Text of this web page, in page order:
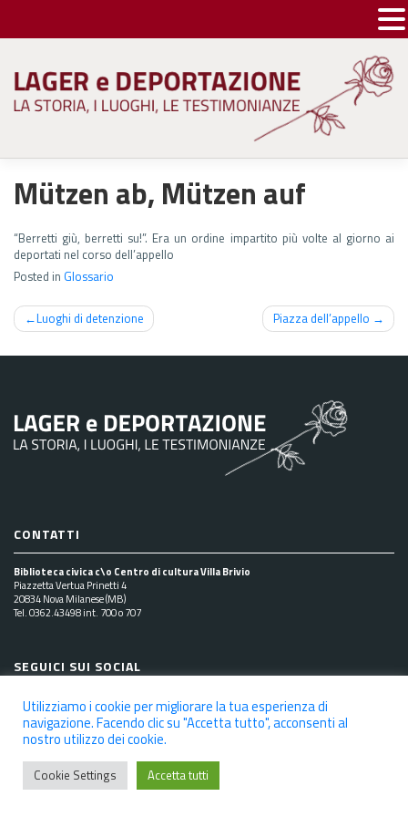
content
Mützen ab, Mützen auf
“Berretti giù, berretti su!”. Era un ordine impartito più volte al giorno ai
deportati nel corso dell’appello
Posted in Glossario
Navigazione
articoli
Luoghi di detenzione Piazza dell’appello
CONTATTI
Biblioteca civica c\o Centro di cultura Villa Brivio
Piazzetta Vertua Prinetti 4
20834 Nova Milanese (MB)
Tel. 0362.43498 int. 700 o 707
SEGUICI SUI SOCIAL
DICHIARAZIONE DI ACCESSIBILITÀ
CREDITS
Utilizziamo i cookie per migliorare la tua esperienza di
navigazione. Facendo clic su "Accetta tutto", acconsenti al
nostro utilizzo dei cookie.
Cookie Settings Accetta tutti